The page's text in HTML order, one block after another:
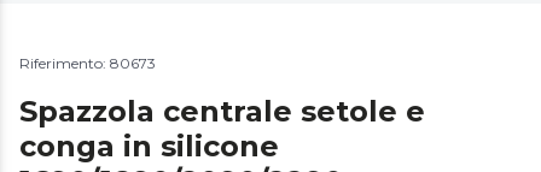
Riferimento: 80673
Spazzola centrale setole e
conga in silicone